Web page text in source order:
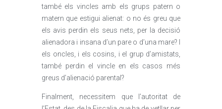
també els vincles amb els grups patern o
matern que estigui alienat: o no és greu que
els avis perdin els seus nets, per la decisió
alienadora i insana d’un pare o d’una mare? I
els oncles, i els cosins, i el grup d’amistats,
també perdin el vincle en els casos més
greus d’alienació parental?
Finalment, necessitem que l’autoritat de